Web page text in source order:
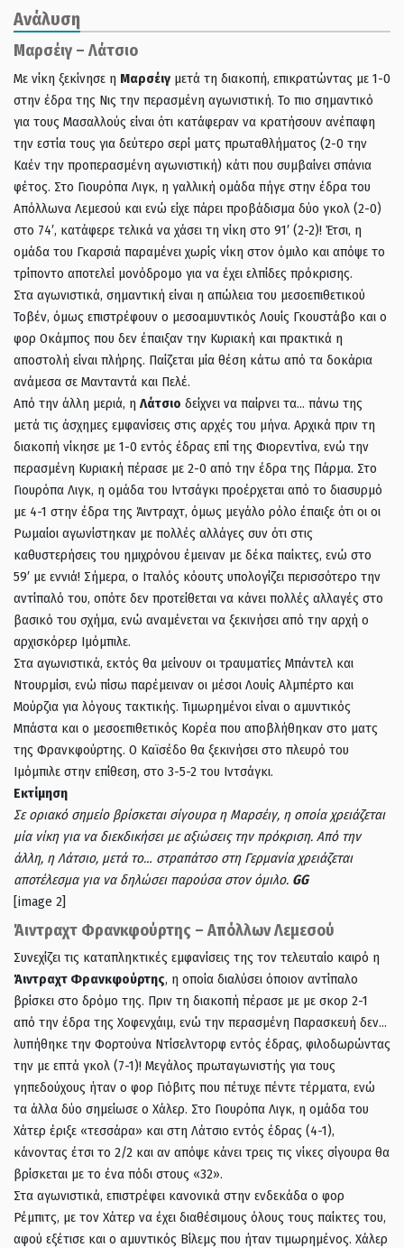
Ανάλυση
Μαρσέιγ – Λάτσιο
Mε νίκη ξεκίνησε η Μαρσέιγ μετά τη διακοπή, επικρατώντας με 1-0
στην έδρα της Νις την περασμένη αγωνιστική. Το πιο σημαντικό
για τους Μασαλλούς είναι ότι κατάφεραν να κρατήσουν ανέπαφη
την εστία τους για δεύτερο σερί ματς πρωταθλήματος (2-0 την
Καέν την προπερασμένη αγωνιστική) κάτι που συμβαίνει σπάνια
φέτος. Στο Γιουρόπα Λιγκ, η γαλλική ομάδα πήγε στην έδρα του
Απόλλωνα Λεμεσού και ενώ είχε πάρει προβάδισμα δύο γκολ (2-0)
στο 74′, κατάφερε τελικά να χάσει τη νίκη στο 91′ (2-2)! Έτσι, η
ομάδα του Γκαρσιά παραμένει χωρίς νίκη στον όμιλο και απόψε το
τρίποντο αποτελεί μονόδρομο για να έχει ελπίδες πρόκρισης.
Στα αγωνιστικά, σημαντική είναι η απώλεια του μεσοεπιθετικού
Τοβέν, όμως επιστρέφουν ο μεσοαμυντικός Λουίς Γκουστάβο και ο
φορ Οκάμπος που δεν έπαιξαν την Κυριακή και πρακτικά η
αποστολή είναι πλήρης. Παίζεται μία θέση κάτω από τα δοκάρια
ανάμεσα σε Μανταντά και Πελέ.
Από την άλλη μεριά, η Λάτσιο δείχνει να παίρνει τα… πάνω της
μετά τις άσχημες εμφανίσεις στις αρχές του μήνα. Αρχικά πριν τη
διακοπή νίκησε με 1-0 εντός έδρας επί της Φιορεντίνα, ενώ την
περασμένη Κυριακή πέρασε με 2-0 από την έδρα της Πάρμα. Στο
Γιουρόπα Λιγκ, η ομάδα του Ιντσάγκι προέρχεται από το διασυρμό
με 4-1 στην έδρα της Άιντραχτ, όμως μεγάλο ρόλο έπαιξε ότι οι οι
Ρωμαίοι αγωνίστηκαν με πολλές αλλάγες συν ότι στις
καθυστερήσεις του ημιχρόνου έμειναν με δέκα παίκτες, ενώ στο
59′ με εννιά! Σήμερα, ο Ιταλός κόουτς υπολογίζει περισσότερο την
αντίπαλό του, οπότε δεν προτείθεται να κάνει πολλές αλλαγές στο
βασικό του σχήμα, ενώ αναμένεται να ξεκινήσει από την αρχή ο
αρχισκόρερ Ιμόμπιλε.
Στα αγωνιστικά, εκτός θα μείνουν οι τραυματίες Μπάντελ και
Ντουρμίσι, ενώ πίσω παρέμειναν οι μέσοι Λουίς Αλμπέρτο και
Μούρζια για λόγους τακτικής. Τιμωρημένοι είναι ο αμυντικός
Μπάστα και ο μεσοεπιθετικός Κορέα που αποβλήθηκαν στο ματς
της Φρανκφούρτης. Ο Καϊσέδο θα ξεκινήσει στο πλευρό του
Ιμόμπιλε στην επίθεση, στο 3-5-2 του Ιντσάγκι.
Εκτίμηση
Σε οριακό σημείο βρίσκεται σίγουρα η Μαρσέιγ, η οποία χρειάζεται
μία νίκη για να διεκδικήσει με αξιώσεις την πρόκριση. Από την
άλλη, η Λάτσιο, μετά το… στραπάτσο στη Γερμανία χρειάζεται
αποτέλεσμα για να δηλώσει παρούσα στον όμιλο. GG
[image 2]
Άιντραχτ Φρανκφούρτης – Απόλλων Λεμεσού
Συνεχίζει τις καταπληκτικές εμφανίσεις της τον τελευταίο καιρό η
Άιντραχτ Φρανκφούρτης, η οποία διαλύσει όποιον αντίπαλο
βρίσκει στο δρόμο της. Πριν τη διακοπή πέρασε με με σκορ 2-1
από την έδρα της Χοφενχάιμ, ενώ την περασμένη Παρασκευή δεν…
λυπήθηκε την Φορτούνα Ντίσελντορφ εντός έδρας, φιλοδωρώντας
την με επτά γκολ (7-1)! Μεγάλος πρωταγωνιστής για τους
γηπεδούχους ήταν ο φορ Γιόβιτς που πέτυχε πέντε τέρματα, ενώ
τα άλλα δύο σημείωσε ο Χάλερ. Στο Γιουρόπα Λιγκ, η ομάδα του
Χάτερ έριξε «τεσσάρα» και στη Λάτσιο εντός έδρας (4-1),
κάνοντας έτσι το 2/2 και αν απόψε κάνει τρεις τις νίκες σίγουρα θα
βρίσκεται με το ένα πόδι στους «32».
Στα αγωνιστικά, επιστρέφει κανονικά στην ενδεκάδα ο φορ
Ρέμπιτς, με τον Χάτερ να έχει διαθέσιμους όλους τους παίκτες του,
αφού εξέτισε και ο αμυντικός Βίλεμς που ήταν τιμωρημένος. Χάλερ